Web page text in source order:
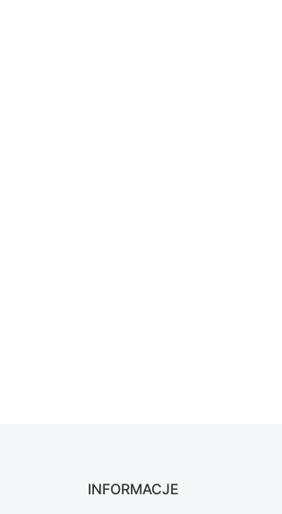
INFORMACJE